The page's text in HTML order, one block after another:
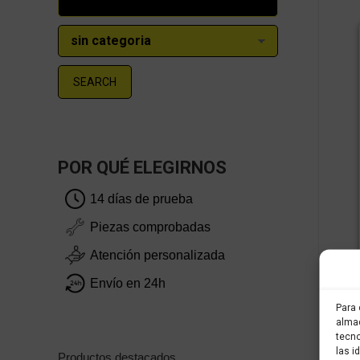
Para
las
SEARCH
POR QUÉ ELEGIRNOS
14 días de prueba
Piezas comprobadas
Atención personalizada
Envío en 24h
Productos destacados